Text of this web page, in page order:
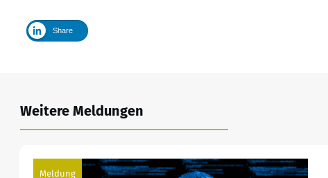
Share
Weitere Meldungen
Meldung